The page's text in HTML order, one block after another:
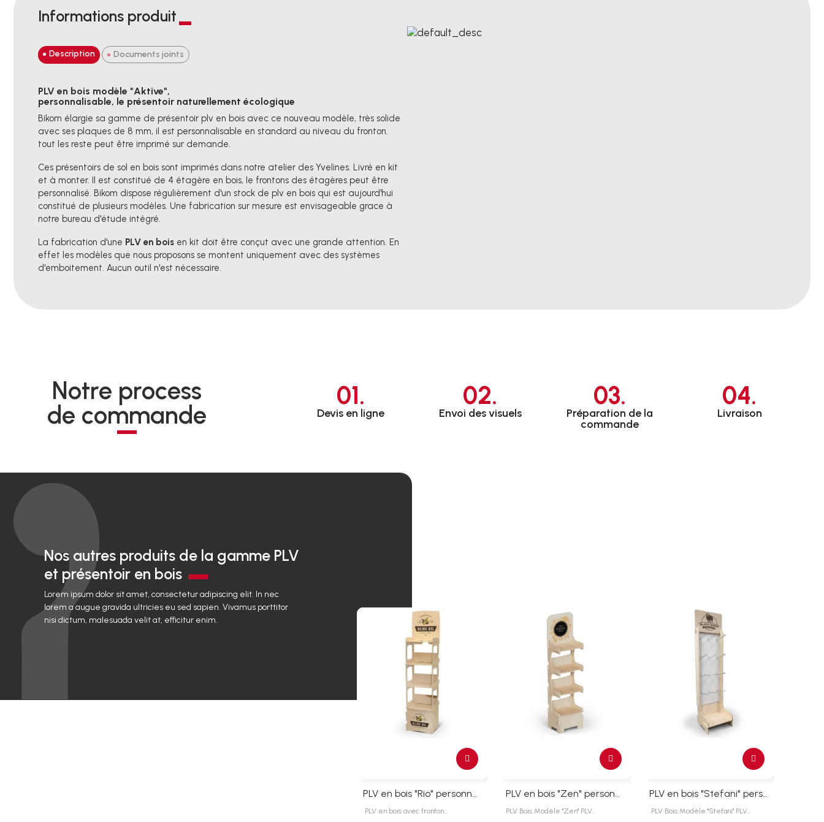
Informations produit
Description Documents joints
PLV en bois modèle "Aktive",
personnalisable, le présentoir naturellement écologique
Bikom élargie sa gamme de présentoir plv en bois avec ce nouveau modèle, très solide
avec ses plaques de 8 mm, il est personnalisable en standard au niveau du fronton.
tout les reste peut être imprimé sur demande.
Ces présentoirs de sol en bois sont imprimés dans notre atelier des Yvelines. Livré en kit
et à monter. Il est constitué de 4 étagère en bois, le frontons des étagères peut être
personnalisé. Bikom dispose régulièrement d'un stock de plv en bois qui est aujourd'hui
constitué de plusieurs modèles. Une fabrication sur mesure est envisageable grace à
notre bureau d'étude intégré.
La fabrication d'une PLV en bois en kit doit être conçut avec une grande attention. En
effet les modèles que nous proposons se montent uniquement avec des systèmes
d'emboitement. Aucun outil n'est nécessaire.
Notre process
de commande
01.
Devis en ligne
02.
Envoi des visuels
03.
Préparation de la
commande
04.
Livraison
Nos autres produits de la gamme PLV
et présentoir en bois
Lorem ipsum dolor sit amet, consectetur adipiscing elit. In nec
lorem a augue gravida ultricies eu sed sapien. Vivamus porttitor
nisi dictum, malesuada velit at, efficitur enim.
PLV en bois "Rio" personnalisable
PLV en bois avec fronton…
PLV en bois "Zen" personnalisable
PLV Bois Modèle "Zen" PLV…
PLV en bois "Stefani" personnalisable
PLV Bois Modèle "Stefani" PLV…